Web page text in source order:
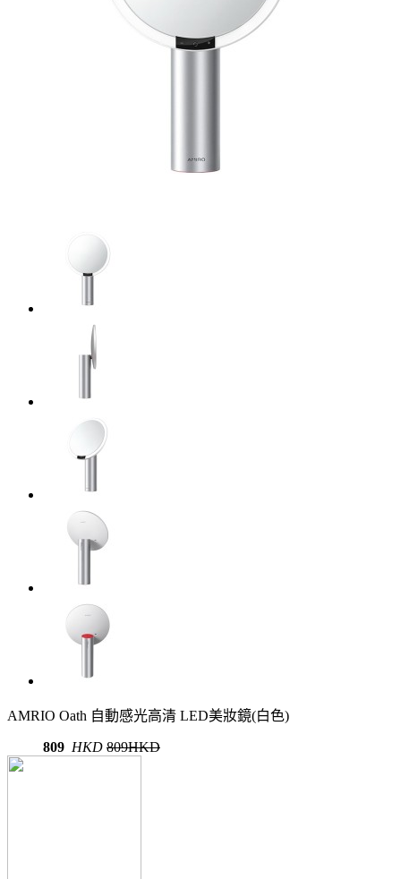
AMRIO Oath 自動感光高清 LED美妝鏡(白色)
809 HKD 809HKD